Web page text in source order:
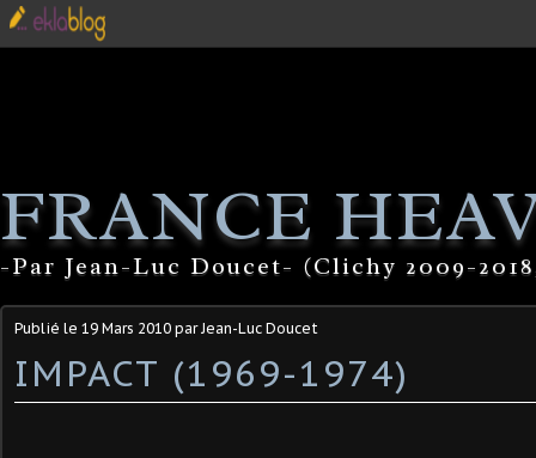
FRANCE
-Par Jean-Luc Doucet- (Clichy 2009-
Publié le 19 Mars 2010 par Jean-Luc Doucet
IMPACT (1969-1974)